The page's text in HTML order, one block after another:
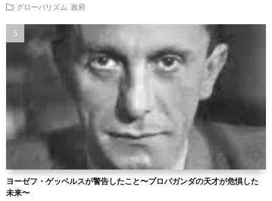
グローバリズム 政府
ヨーゼフ・ゲッベルスが警告したこと〜プロパガンダの天才が危惧した
未来〜